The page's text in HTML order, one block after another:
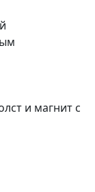
и магнит с